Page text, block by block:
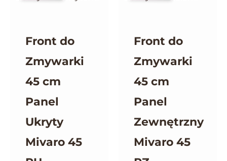
Front do
Zmywarki
45 cm
Panel
Ukryty
Mivaro 45
Front do
Zmywarki
45 cm
Panel
Zewnętrzny
Mivaro 45